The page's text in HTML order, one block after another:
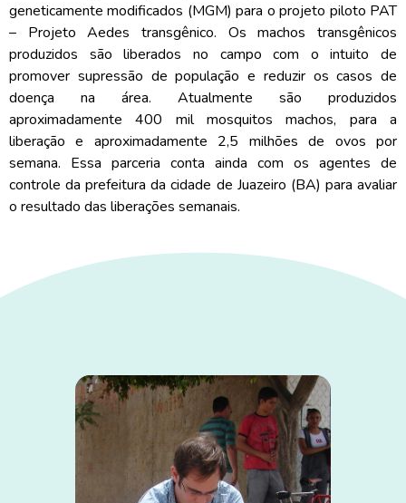
geneticamente modificados (MGM) para o projeto piloto PAT
– Projeto Aedes transgênico. Os machos transgênicos
produzidos são liberados no campo com o intuito de
promover supressão de população e reduzir os casos de
doença na área. Atualmente são produzidos
aproximadamente 400 mil mosquitos machos, para a
liberação e aproximadamente 2,5 milhões de ovos por
semana. Essa parceria conta ainda com os agentes de
controle da prefeitura da cidade de Juazeiro (BA) para avaliar
o resultado das liberações semanais.